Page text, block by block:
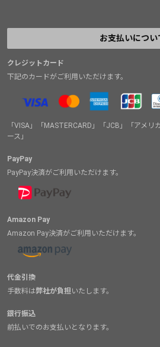
お支払いについ
クレジットカード
下記のカードがご利用いただけます。
「VISA」「MASTERCARD」「JCB」「アメ
ース」
PayPay
PayPay決済がご利用いただけます。
Amazon Pay
Amazon Pay決済がご利用いただけます。
代金引換
手数料は弊社が負担いたします。
銀行振込
前払いでのお支払いとなります。